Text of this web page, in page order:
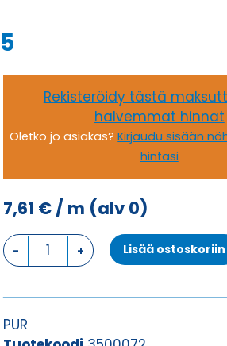
Rekisteröidy tästä
halvemmat hinnat
Oletko jo asiakas?Kirjaudu sisään
hintasi
7,61 €/ m (alv 0)
Ohjauskaapeli
H07BQ-
5G1,5
Lisää ostoskoriin
PUR